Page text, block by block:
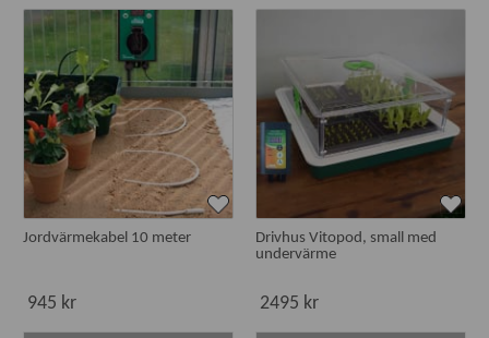
Jordvärmekabel 10 meter
945 kr
Drivhus Vitopod, small med
undervärme
2495 kr